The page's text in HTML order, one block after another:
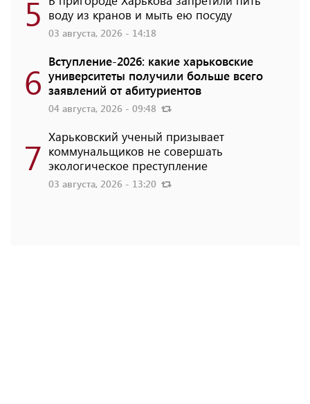
5 воду из кранов и мыть ею посуду
03 августа, 2026 - 14:18
6 Вступление-2026: какие харьковские
университеты получили больше всего
заявлений от абитуриентов
04 августа, 2026 - 09:48
7 Харьковский ученый призывает
коммунальщиков не совершать
экологическое преступление
03 августа, 2026 - 13:20